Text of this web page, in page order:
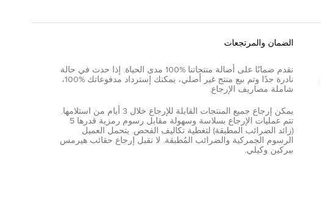
الضمان والمرتجعات
نقدم ضمانًا على أصالة منتجاتنا %100 مدى الحياة. إذا حدث في حالة
نادرة جدًا وتم بيع منتج غير أصلي، يمكنك إسترداد مدفوعاتك %100،
شاملة مصاريف الإرجاع.
يمكن إرجاع جميع المنتجات القابلة للإرجاع خلال 3 أيام من استلامها.
تتم عمليات الإرجاع بسلاسة وسهولة مقابل رسوم رمزية قدرها 5
(زائد الضرائب المطبقة) لتغطية تكاليف الفحص. يتحمل العميل
الرسوم الجمركية والضرائب المُطبقة. لا نقبل إرجاع حقائب هيرمس
بيركين وكيلي.